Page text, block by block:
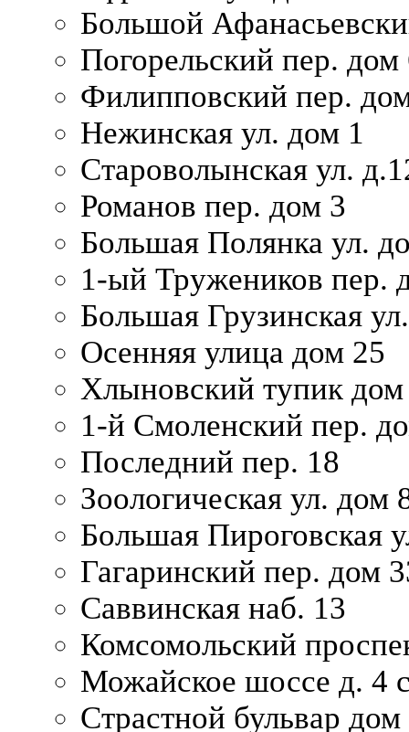
Большой
Погорельский пер. дом
Филипповский пер.
Нежинская ул. дом 1
Староволынская ул.
Романов пер. дом 3
Большая Полянка ул.
1-ый Тружеников пер.
Большая Грузинская
Осенняя улица дом 25
Хлыновский тупик
1-й Смоленский пер.
Последний пер. 18
Зоологическая ул. дом
Большая Пироговская
Гагаринский пер. дом
Саввинская наб. 13
Комсомольский
Можайское шоссе д. 4
Страстной бульвар дом